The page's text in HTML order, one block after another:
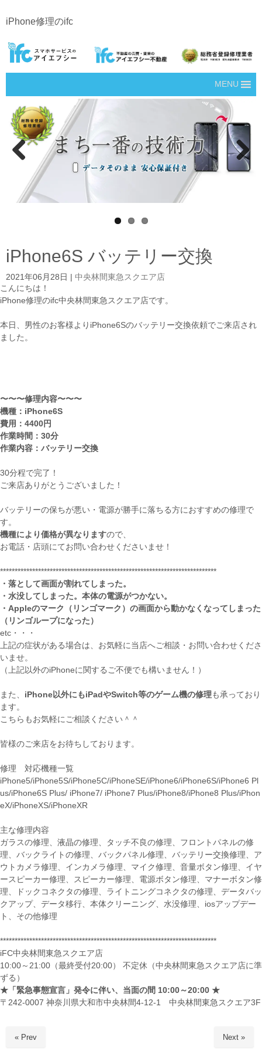
iPhone修理のifc
MENU
Next
iPhone6S バッテリー交換
2021年06月28日
中央林間東急スクエア店
こんにちは！
iPhone修理のifc中央林間東急スクエア店です。
本日、男性のお客様よりiPhone6Sのバッテリー交換依頼でご来店され
ました。
〜〜〜修理内容〜〜〜
機種：iPhone6S
費用：4400円
作業時間：30分
作業内容：バッテリー交換
30分程で完了！
ご来店ありがとうございました！
バッテリーの保ちが悪い・電源が勝手に落ちる方におすすめの修理で
す。
機種により価格が異なりますので、
お電話・店頭にてお問い合わせくださいませ！
**************************************************************************
・落として画面が割れてしまった。
・水没してしまった。本体の電源がつかない。
・Appleのマーク（リンゴマーク）の画面から動かなくなってしまった
（リンゴループになった）
etc・・・
上記の症状がある場合は、お気軽に当店へご相談・お問い合わせくださ
いませ。
（上記以外のiPhoneに関するご不便でも構いません！）
また、 iPhone以外にもiPadやSwitch等のゲーム機の修理も承っており
ます。
こちらもお気軽にご相談ください＾＾
皆様のご来店をお待ちしております。
修理 対応機種一覧
iPhone5/iPhone5S/iPhone5C/iPhoneSE/iPhone6/iPhone6S/iPhone6 Pl
us/iPhone6S Plus/ iPhone7/ iPhone7 Plus/iPhone8/iPhone8 Plus/iPhon
eX/iPhoneXS/iPhoneXR
主な修理内容
ガラスの修理、液晶の修理、タッチ不良の修理、フロントパネルの修
理、バックライトの修理、バックパネル修理、バッテリー交換修理、ア
ウトカメラ修理、インカメラ修理、マイク修理、音量ボタン修理、イヤ
ースピーカー修理、スピーカー修理、電源ボタン修理、マナーボタン修
理、ドックコネクタの修理、ライトニングコネクタの修理、データバッ
クアップ、データ移行、本体クリーニング、水没修理、iosアップデー
ト、その他修理
**************************************************************************
iFC中央林間東急スクエア店
10:00～21:00（最終受付20:00） 不定休（中央林間東急スクエア店に準
ずる）
★「緊急事態宣言」発令に伴い、 当面の間 10:00 ～20:00 ★
〒242-0007 神奈川県大和市中央林間4-12-1 中央林間東急スクエア3F
« Prev Next »